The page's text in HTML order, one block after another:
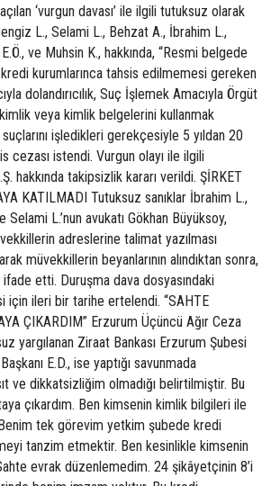
‘vurgun davası’ ile ilgili tutuksuz olarak
L., Selami L., Behzat A., İbrahim L.,
ve Muhsin K., hakkında, “Resmi belgede
kurumlarınca tahsis edilmemesi gereken
dolandırıcılık, Suç İşlemek Amacıyla Örgüt
veya kimlik belgelerini kullanmak
suçlarını işledikleri gerekçesiyle 5 yıldan 20
cezası istendi. Vurgun olayı ile ilgili
hakkında takipsizlik kararı verildi. ŞİRKET
KATILMADI Tutuksuz sanıklar İbrahim L.,
L.’nun avukatı Gökhan Büyüksoy,
adreslerine talimat yazılması
müvekkillerin beyanlarının alındıktan sonra,
ifade etti. Duruşma dava dosyasındaki
için ileri bir tarihe ertelendi. “SAHTE
ÇIKARDIM” Erzurum Üçüncü Ağır Ceza
yargılanan Ziraat Bankası Erzurum Şubesi
E.D., ise yaptığı savunmada
ve dikkatsizliğim olmadığı belirtilmiştir. Bu
çıkardım. Ben kimsenin kimlik bilgileri ile
tek görevim yetkim şubede kredi
tanzim etmektir. Ben kesinlikle kimsenin
evrak düzenlemedim. 24 şikâyetçinin 8’i